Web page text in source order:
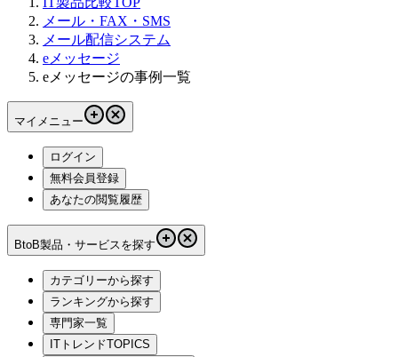
メール・FAX・SMS
メール配信システム
eメッセージ
eメッセージの事例一覧
マイメニュー
ログイン
無料会員登録
あなたの閲覧履歴
BtoB製品・サービスを探す
カテゴリーから探す
ランキングから探す
専門家一覧
ITトレンドTOPICS